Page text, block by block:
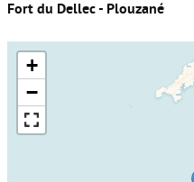
Fort du Dellec - Plouzané
+
−